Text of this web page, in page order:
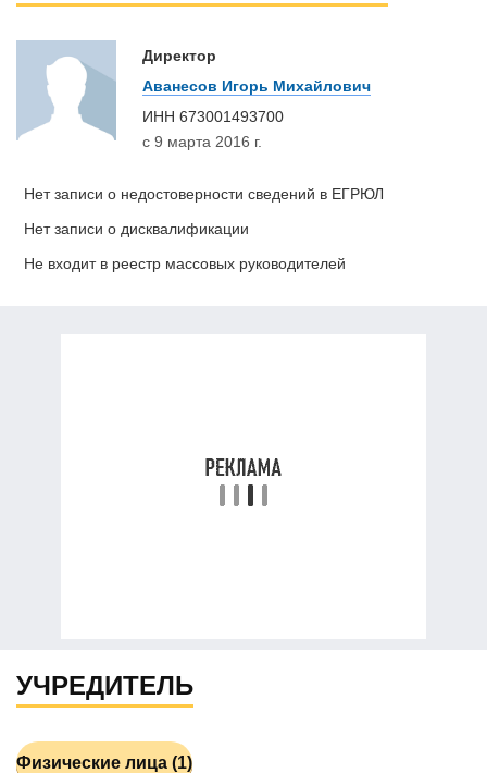
Директор
Аванесов Игорь Михайлович
ИНН 673001493700
с 9 марта 2016 г.
Нет записи о недостоверности сведений в ЕГРЮЛ
Нет записи о дисквалификации
Не входит в реестр массовых руководителей
УЧРЕДИТЕЛЬ
Физические лица (1)